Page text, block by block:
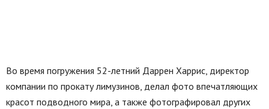
Во время погружения 52-летний Даррен Харрис, директор
компании по прокату лимузинов, делал фото впечатляющих
красот подводного мира, а также фотографировал других